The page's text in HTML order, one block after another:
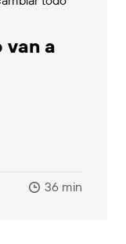
van a
36 min